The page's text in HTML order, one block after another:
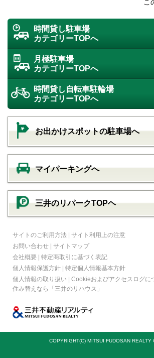
こ
時間貸し駐車場
カテゴリーTOPへ
月極駐車場
カテゴリーTOPへ
時間貸し自転車駐輪場
カテゴリーTOPへ
お出かけスポットの駐車場へ
マイパーキングへ
三井のリパークTOPヘ
サイトのご利用方法 | サイト利用上の注意
お問い合わせ | サイトマップ
会社概要 | 特定商取引に基づく表記
個人情報保護方針 | 特定個人情報基本方針
個人情報の取り扱い | Cookieおよびアクセスログに
住み替えなら
「三井のリハウス」
COPYRIGHT(C) MITSUI FUDOSAN REALTY